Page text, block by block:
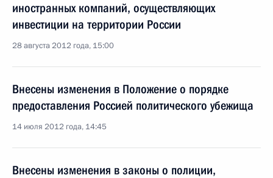
иностранных компаний, осуществляющих
инвестиции на территории России
28 августа 2012 года, 15:00
Внесены изменения в Положение о порядке
предоставления Россией политического убежища
14 июля 2012 года, 14:45
Внесены изменения в законы о полиции,